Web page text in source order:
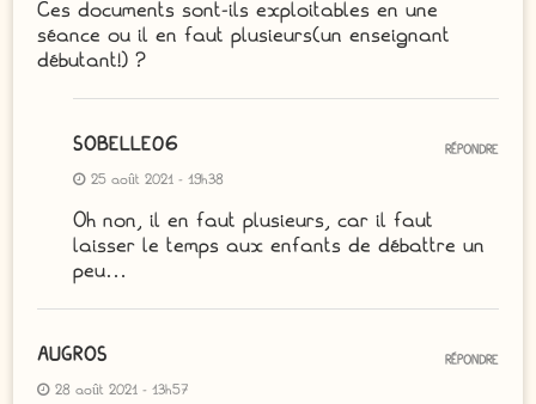
Ces documents sont-ils exploitables en une
séance ou il en faut plusieurs(un enseignant
débutant!) ?
SOBELLE06
25 août 2021 - 19h38
Oh non, il en faut plusieurs, car il faut
laisser le temps aux enfants de débattre un
peu…
RÉPONDRE
AUGROS
28 août 2021 - 13h57
RÉPONDRE